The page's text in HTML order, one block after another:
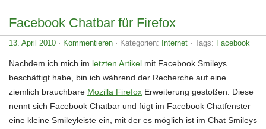
Facebook Chatbar für Firefox
13. April 2010 · Kommentieren · Kategorien: Internet · Tags: Facebook
Nachdem ich mich im letzten Artikel mit Facebook Smileys
beschäftigt habe, bin ich während der Recherche auf eine
ziemlich brauchbare Mozilla Firefox Erweiterung gestoßen. Diese
nennt sich Facebook Chatbar und fügt im Facebook Chatfenster
eine kleine Smileyleiste ein, mit der es möglich ist im Chat Smileys